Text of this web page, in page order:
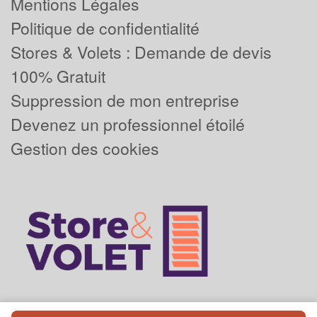
Politique de confidentialité
Stores & Volets : Demande de devis
100% Gratuit
Suppression de mon entreprise
Devenez un professionnel étoilé
Gestion des cookies